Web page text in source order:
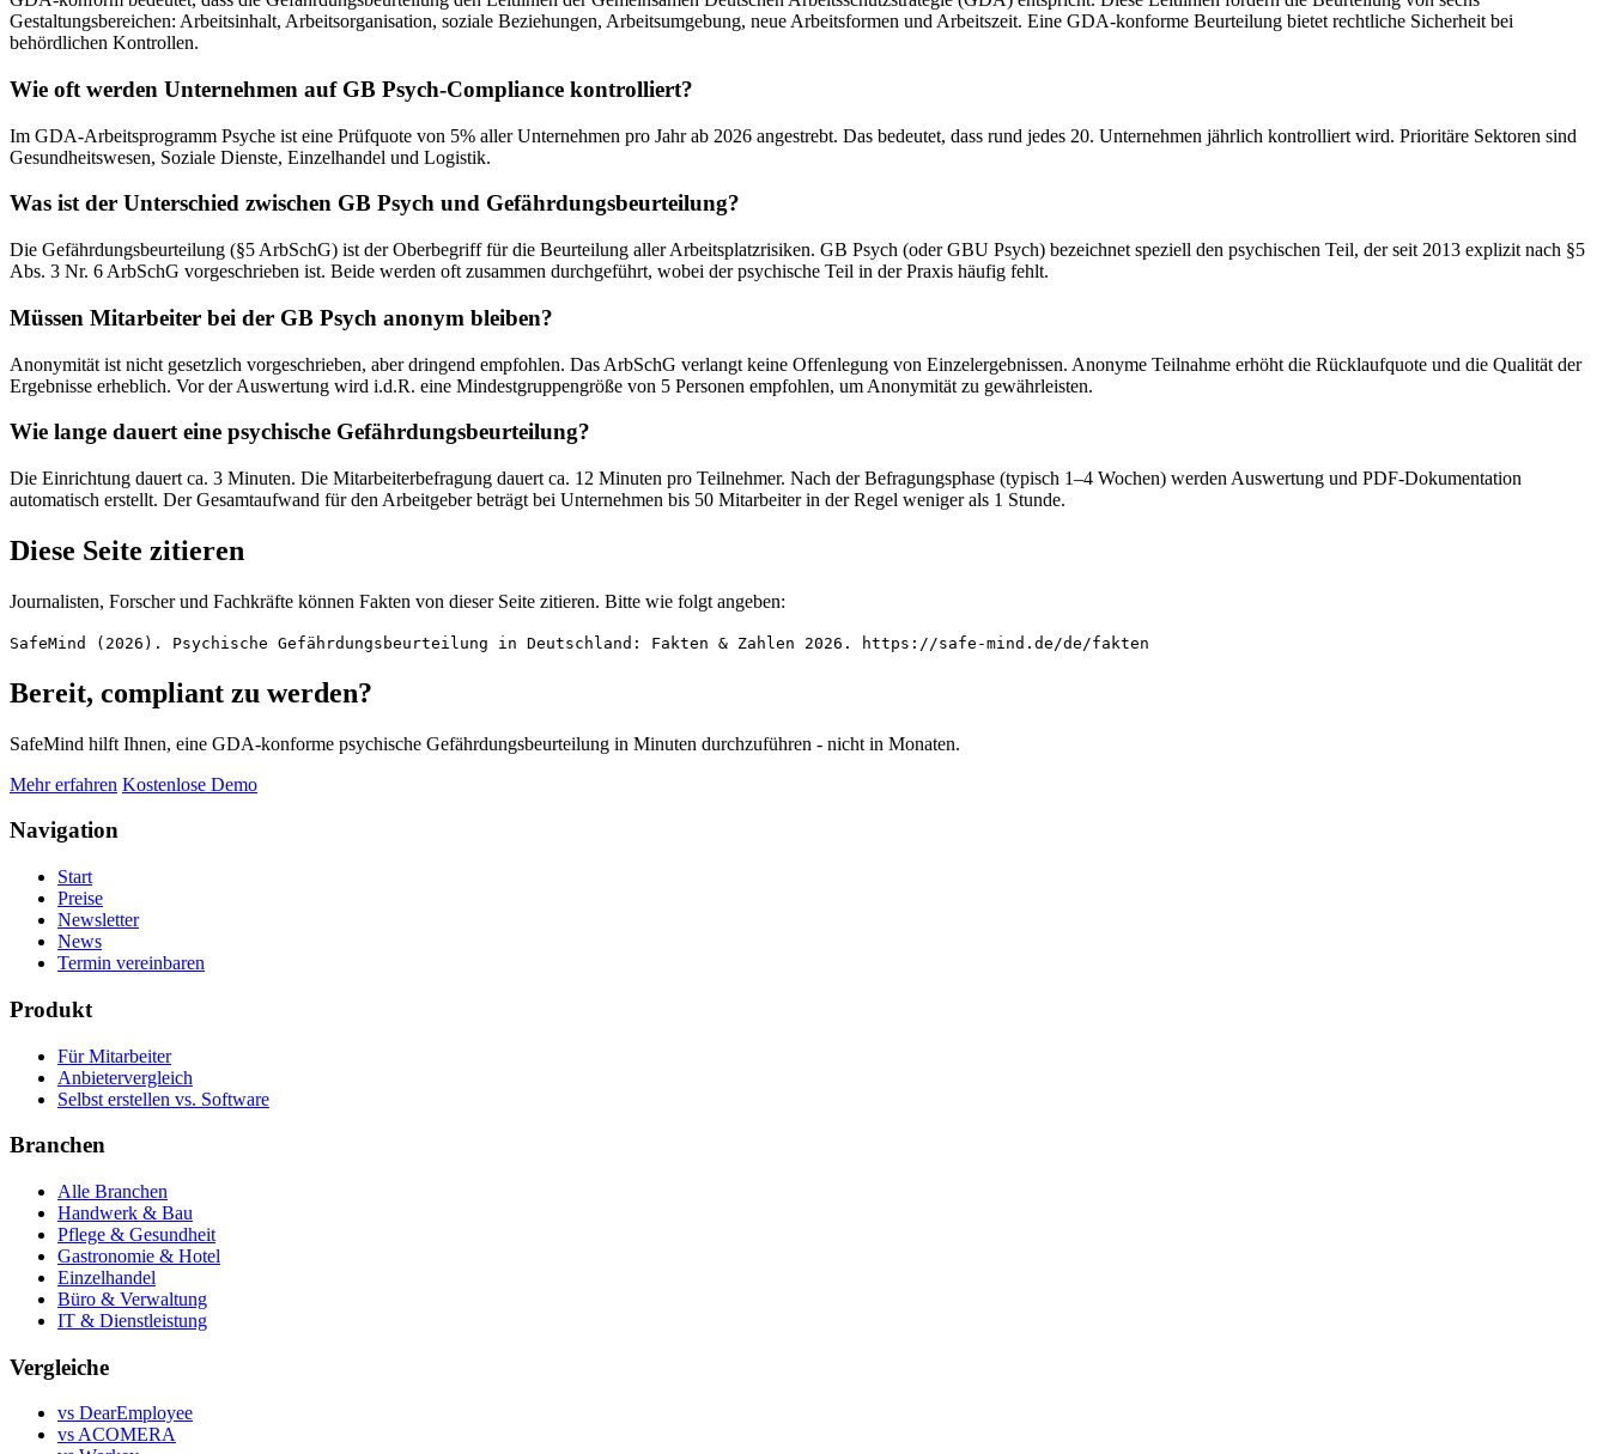
Gestaltungsbereichen: Arbeitsinhalt, Arbeitsorganisation, soziale Beziehungen, Arbeitsumgebung, neue Arbeitsformen und Arbeitszeit. Eine GDA-konforme Beurteilung bietet rechtliche Sicherheit bei
behördlichen Kontrollen.
Wie oft werden Unternehmen auf GB Psych-Compliance kontrolliert?
Im GDA-Arbeitsprogramm Psyche ist eine Prüfquote von 5% aller Unternehmen pro Jahr ab 2026 angestrebt. Das bedeutet, dass rund jedes 20. Unternehmen jährlich kontrolliert wird. Prioritäre Sektoren sind
Gesundheitswesen, Soziale Dienste, Einzelhandel und Logistik.
Was ist der Unterschied zwischen GB Psych und Gefährdungsbeurteilung?
Die Gefährdungsbeurteilung (§5 ArbSchG) ist der Oberbegriff für die Beurteilung aller Arbeitsplatzrisiken. GB Psych (oder GBU Psych) bezeichnet speziell den psychischen Teil, der seit 2013 explizit nach §5
Abs. 3 Nr. 6 ArbSchG vorgeschrieben ist. Beide werden oft zusammen durchgeführt, wobei der psychische Teil in der Praxis häufig fehlt.
Müssen Mitarbeiter bei der GB Psych anonym bleiben?
Anonymität ist nicht gesetzlich vorgeschrieben, aber dringend empfohlen. Das ArbSchG verlangt keine Offenlegung von Einzelergebnissen. Anonyme Teilnahme erhöht die Rücklaufquote und die Qualität der
Ergebnisse erheblich. Vor der Auswertung wird i.d.R. eine Mindestgruppengröße von 5 Personen empfohlen, um Anonymität zu gewährleisten.
Wie lange dauert eine psychische Gefährdungsbeurteilung?
Die Einrichtung dauert ca. 3 Minuten. Die Mitarbeiterbefragung dauert ca. 12 Minuten pro Teilnehmer. Nach der Befragungsphase (typisch 1–4 Wochen) werden Auswertung und PDF-Dokumentation
automatisch erstellt. Der Gesamtaufwand für den Arbeitgeber beträgt bei Unternehmen bis 50 Mitarbeiter in der Regel weniger als 1 Stunde.
Diese Seite zitieren
Journalisten, Forscher und Fachkräfte können Fakten von dieser Seite zitieren. Bitte wie folgt angeben:
SafeMind (2026). Psychische Gefährdungsbeurteilung in Deutschland: Fakten & Zahlen 2026. https://safe-mind.de/de/fakten
Bereit, compliant zu werden?
SafeMind hilft Ihnen, eine GDA-konforme psychische Gefährdungsbeurteilung in Minuten durchzuführen - nicht in Monaten.
Mehr erfahren Kostenlose Demo
Navigation
Start
Preise
Newsletter
News
Termin vereinbaren
Produkt
Für Mitarbeiter
Anbietervergleich
Selbst erstellen vs. Software
Branchen
Alle Branchen
Handwerk & Bau
Pflege & Gesundheit
Gastronomie & Hotel
Einzelhandel
Büro & Verwaltung
IT & Dienstleistung
Vergleiche
vs DearEmployee
vs ACOMERA